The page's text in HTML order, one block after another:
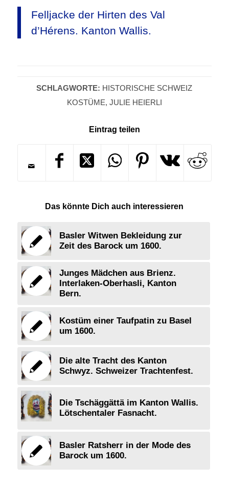
Felljacke der Hirten des Val
d’Hérens. Kanton Wallis.
SCHLAGWORTE: HISTORISCHE SCHWEIZ
KOSTÜME, JULIE HEIERLI
Eintrag teilen
Das könnte Dich auch interessieren
Basler Witwen Bekleidung zur
Zeit des Barock um 1600.
Junges Mädchen aus Brienz.
Interlaken-Oberhasli, Kanton
Bern.
Kostüm einer Taufpatin zu Basel
um 1600.
Die alte Tracht des Kanton
Schwyz. Schweizer Trachtenfest.
Die Tschäggättä im Kanton Wallis.
Lötschentaler Fasnacht.
Basler Ratsherr in der Mode des
Barock um 1600.